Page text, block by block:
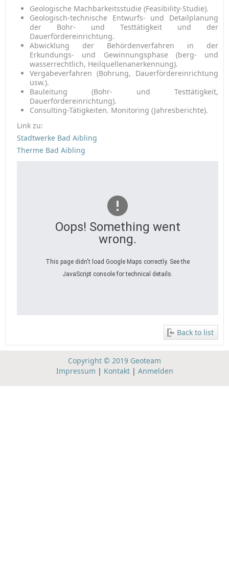
Geologische Machbarkeitsstudie (Feasibility-Studie).
Geologisch-technische Entwurfs- und Detailplanung
der Bohr- und Testtätigkeit und der
Dauerfördereinrichtung.
Abwicklung der Behördenverfahren in der
Erkundungs- und Gewinnungsphase (berg- und
wasserrechtlich, Heilquellenanerkennung).
Vergabeverfahren (Bohrung, Dauerfördereinrichtung
usw.).
Bauleitung (Bohr- und Testtätigkeit,
Dauerfördereinrichtung).
Consulting-Tätigkeiten. Monitoring (Jahresberichte).
Link zu:
Stadtwerke Bad Aibling
Therme Bad Aibling
Oops! Something went
wrong.
This page didn't load Google Maps correctly. See the
JavaScript console for technical details.
Back to list
Copyright © 2019 Geoteam
Impressum | Kontakt| Anmelden